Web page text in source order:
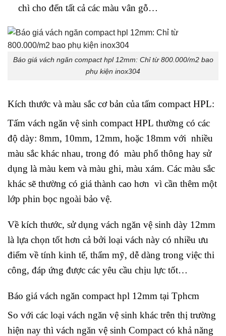
chì cho đến tất cả các màu vân gỗ…
Báo giá vách ngăn compact hpl 12mm: Chỉ từ 800.000/m2 bao
phụ kiện inox304
Kích thước và màu sắc cơ bản của tấm compact HPL:
Tấm vách ngăn vệ sinh compact HPL thường có các
độ dày: 8mm, 10mm, 12mm, hoặc 18mm với nhiều
màu sắc khác nhau, trong đó màu phổ thông hay sử
dụng là màu kem và màu ghi, màu xám. Các màu sắc
khác sẽ thường có giá thành cao hơn vì cần thêm một
lớp phin bọc ngoài bảo vệ.
Về kích thước, sử dụng vách ngăn vệ sinh dày 12mm
là lựa chọn tốt hơn cả bởi loại vách này có nhiều ưu
điểm về tính kinh tế, thẩm mỹ, dễ dàng trong việc thi
công, đáp ứng được các yêu cầu chịu lực tốt…
Báo giá vách ngăn compact hpl 12mm tại Tphcm
So với các loại vách ngăn vệ sinh khác trên thị trường
hiện nay thì vách ngăn vệ sinh Compact có khả năng